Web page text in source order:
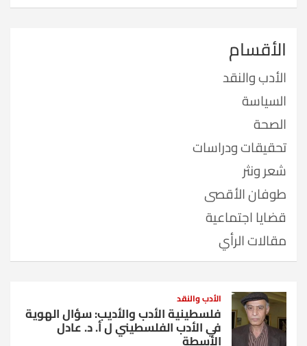
الأقسام
الأدب والنقد
السياسة
الصحة
تحقيقات ودراسات
شعر ونثر
طوفان الأقصى
قضايا اجتماعية
مقالات الرأي
الأدب والنقد
فلسطينية الأدب والأديب: سؤال الهوية
في الأدب الفلسطيني ل أ. د. عادل
الأسطة